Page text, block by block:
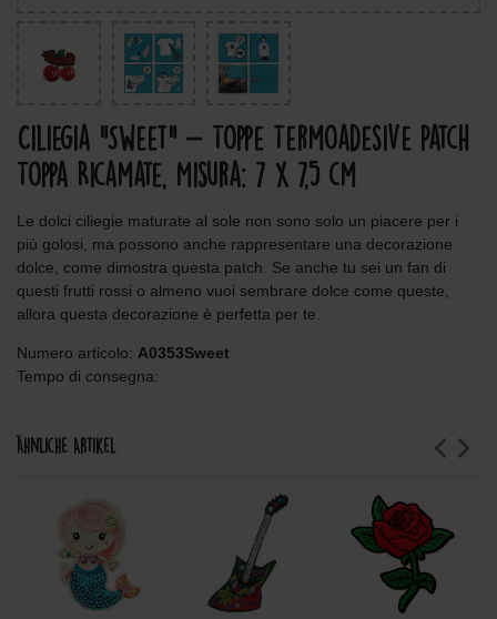
Ciliegia "Sweet" - Toppe Termoadesive Patch
Toppa Ricamate, Misura: 7 x 7,5 cm
Le dolci ciliegie maturate al sole non sono solo un piacere per i
più golosi, ma possono anche rappresentare una decorazione
dolce, come dimostra questa patch. Se anche tu sei un fan di
questi frutti rossi o almeno vuoi sembrare dolce come queste,
allora questa decorazione è perfetta per te.
Numero articolo: A0353Sweet
Tempo di consegna:
Ähnliche Artikel